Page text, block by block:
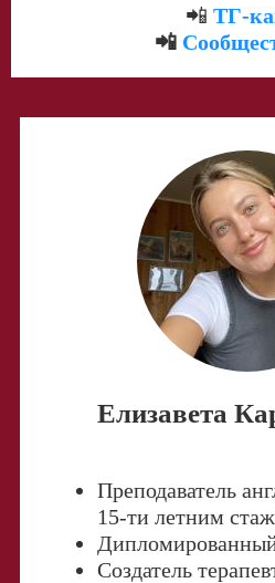
📲 ТГ-
📲
Елизавета
Преподаватель
15-ти летним
Создатель